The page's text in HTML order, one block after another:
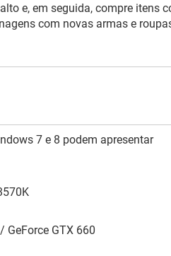
e, em seguida, compre itens
com novas armas e
7 e 8 podem apresentar
GeForce GTX 660